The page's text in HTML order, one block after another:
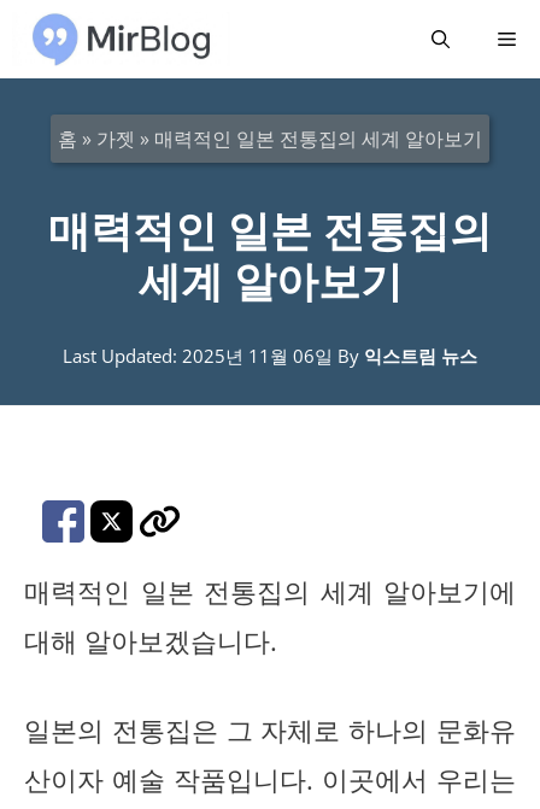
메
홈 » 가젯 » 매력적인 일본 전통집의 세계 알아보기
매력적인 일본 전통집의
세계 알아보기
Last Updated: 2025년 11월 06일 By 익스트림 뉴스
매력적인 일본 전통집의 세계 알아보기에
대해 알아보겠습니다.
일본의 전통집은 그 자체로 하나의 문화유
산이자 예술 작품입니다. 이곳에서 우리는